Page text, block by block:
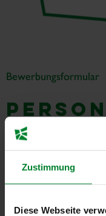
Zustimmung
Diese Webseite
Bewerbungsformular
Herr